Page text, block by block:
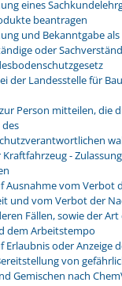
eines
beantragen
und Bekanntgabe als
oder
der Landesstelle für
Person mitteilen, die
- Zulassung
Ausnahme vom Verbot
und vom Verbot der
Fällen, sowie der Art
dem Arbeitstempo
Erlaubnis oder Anzeige
von
Gemischen nach